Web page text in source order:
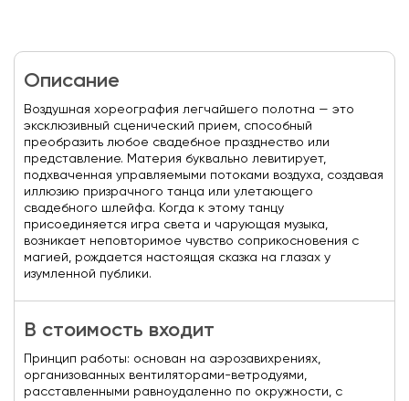
Описание
Воздушная хореография легчайшего полотна — это
эксклюзивный сценический прием, способный
преобразить любое свадебное празднество или
представление. Материя буквально левитирует,
подхваченная управляемыми потоками воздуха, создавая
иллюзию призрачного танца или улетающего
свадебного шлейфа. Когда к этому танцу
присоединяется игра света и чарующая музыка,
возникает неповторимое чувство соприкосновения с
магией, рождается настоящая сказка на глазах у
изумленной публики.
В стоимость входит
Принцип работы: основан на аэрозавихрениях,
организованных вентиляторами-ветродуями,
расставленными равноудаленно по окружности, с